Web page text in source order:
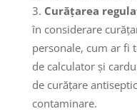
Curățarea
în considerare
personale, cum ar fi
de calculator și
de curățare
contaminare.